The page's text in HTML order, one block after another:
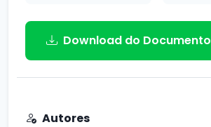
Download do Documento
Autores